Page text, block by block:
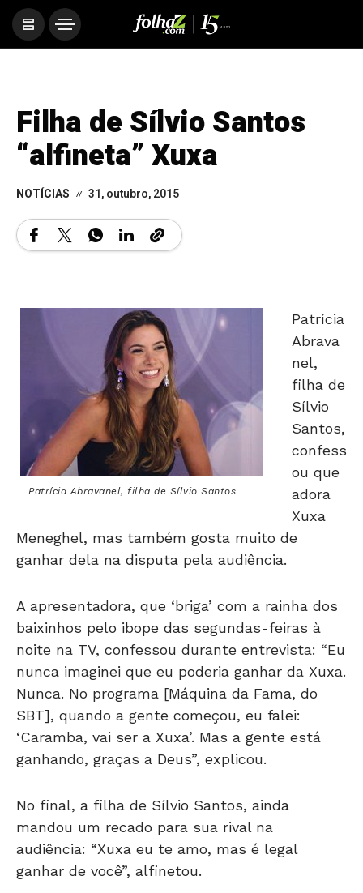
Filha de Sílvio Santos
“alfineta” Xuxa
NOTÍCIAS 31, outubro, 2015
Patrícia Abravanel, filha de Sílvio Santos
Patrícia
Abrava
nel,
filha de
Sílvio
Santos,
confess
ou que
adora
Xuxa
Meneghel, mas também gosta muito de
ganhar dela na disputa pela audiência.
A apresentadora, que ‘briga’ com a rainha dos
baixinhos pelo ibope das segundas-feiras à
noite na TV, confessou durante entrevista: “Eu
nunca imaginei que eu poderia ganhar da Xuxa.
Nunca. No programa [Máquina da Fama, do
SBT], quando a gente começou, eu falei:
‘Caramba, vai ser a Xuxa’. Mas a gente está
ganhando, graças a Deus”, explicou.
No final, a filha de Sílvio Santos, ainda
mandou um recado para sua rival na
audiência: “Xuxa eu te amo, mas é legal
ganhar de você”, alfinetou.